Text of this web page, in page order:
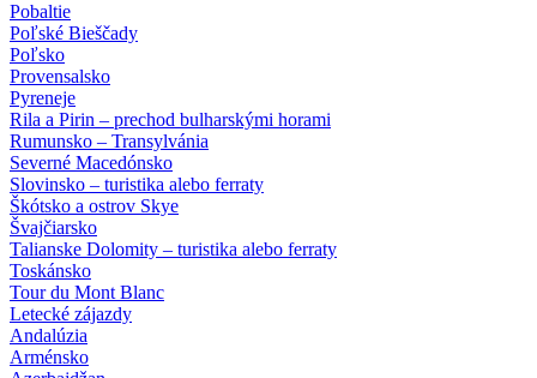
Pobaltie
Poľské Bieščady
Poľsko
Provensalsko
Pyreneje
Rila a Pirin – prechod bulharskými horami
Rumunsko – Transylvánia
Severné Macedónsko
Slovinsko – turistika alebo ferraty
Škótsko a ostrov Skye
Švajčiarsko
Talianske Dolomity – turistika alebo ferraty
Toskánsko
Tour du Mont Blanc
Letecké zájazdy
Andalúzia
Arménsko